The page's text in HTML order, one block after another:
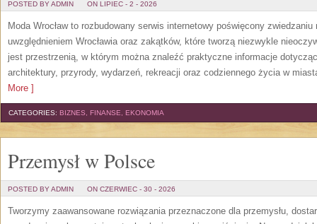
POSTED BY ADMIN ON LIPIEC - 2 - 2026
Moda Wrocław to rozbudowany serwis internetowy poświęcony
uwzględnieniem Wrocławia oraz zakątków, które tworzą niezwykle
jest przestrzenią, w którym można znaleźć praktyczne informacje
architektury, przyrody, wydarzeń, rekreacji oraz codziennego życia w
More ]
CATEGORIES: BIZNES, FINANSE, EKONOMIA
Przemysł w Polsce
POSTED BY ADMIN ON CZERWIEC - 30 - 2026
Tworzymy zaawansowane rozwiązania przeznaczone dla przemysłu,